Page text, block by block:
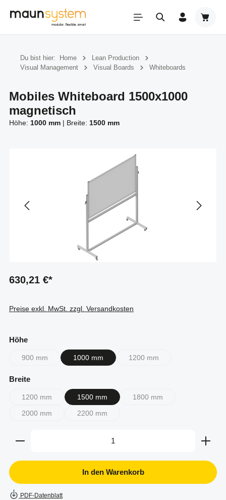
Zum Hauptinhalt springen
Du bist hier: Home
Lean Production
Visual Management
Visual Boards Whiteboards
Mobiles Whiteboard 1500x1000
magnetisch
Höhe: 1000 mm | Breite: 1500 mm
630,21 €*
Preise exkl. MwSt. zzgl. Versandkosten
Höheauswählen
900 mm
(Diese Option ist zurzeit nicht verfügbar.)
1000 mm 1200 mm
Breiteauswählen
1200 mm
(Diese Option ist zurzeit nicht verfügbar.)
1500 mm 1800 mm
2000 mm 2200 mm
Produkt Anzahl: Gib den gewünschten Wert ein
In den Warenkorb
PDF-Datenblatt